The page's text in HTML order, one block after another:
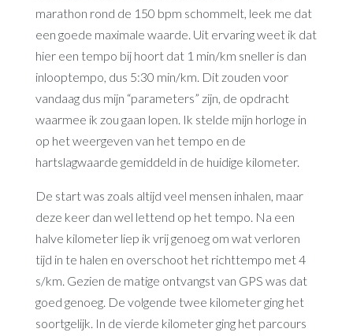
marathon rond de 150 bpm schommelt, leek me dat
een goede maximale waarde. Uit ervaring weet ik dat
hier een tempo bij hoort dat 1 min/km sneller is dan
inlooptempo, dus 5:30 min/km. Dit zouden voor
vandaag dus mijn “parameters” zijn, de opdracht
waarmee ik zou gaan lopen. Ik stelde mijn horloge in
op het weergeven van het tempo en de
hartslagwaarde gemiddeld in de huidige kilometer.
De start was zoals altijd veel mensen inhalen, maar
deze keer dan wel lettend op het tempo. Na een
halve kilometer liep ik vrij genoeg om wat verloren
tijd in te halen en overschoot het richttempo met 4
s/km. Gezien de matige ontvangst van GPS was dat
goed genoeg. De volgende twee kilometer ging het
soortgelijk. In de vierde kilometer ging het parcours